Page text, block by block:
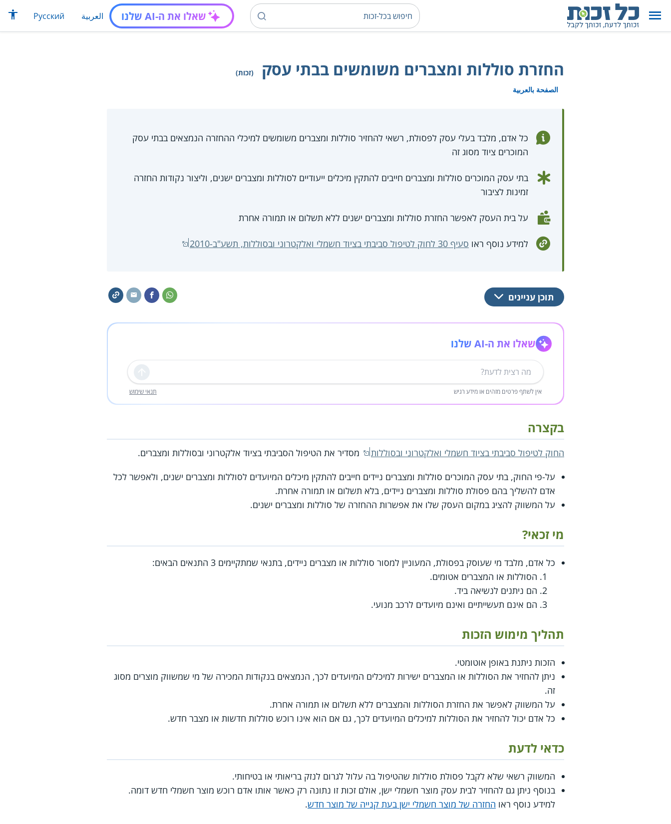
שאלו את ה-AI שלנו العربية Русский
החזרת סוללות ומצברים משומשים בבתי עסק
(זכות)
الصفحة بالعربية
כל אדם, מלבד בעלי עסק לפסולת, רשאי להחזיר סוללות ומצברים משומשים למיכלי ההחזרה הנמצאים בבתי עסק
המוכרים ציוד מסוג זה
בתי עסק המוכרים סוללות ומצברים חייבים להתקין מיכלים ייעודיים לסוללות ומצברים ישנים, וליצור נקודות החזרה
זמינות לציבור
על בית העסק לאפשר החזרת סוללות ומצברים ישנים ללא תשלום או תמורה אחרת
למידע נוסף ראו סעיף 30 לחוק לטיפול סביבתי בציוד חשמלי ואלקטרוני ובסוללות, תשע"ב-2010
תוכן עניינים
שאלו את ה-AI שלנו
שליחה
אין לשתף פרטים מזהים או מידע רגיש תנאי שימוש
בקצרה
החוק לטיפול סביבתי בציוד חשמלי ואלקטרוני ובסוללות
מסדיר את הטיפול הסביבתי בציוד אלקטרוני ובסוללות ומצברים.
על-פי החוק, בתי עסק המוכרים סוללות ומצברים ניידים חייבים להתקין מיכלים המיועדים לסוללות ומצברים ישנים, ולאפשר לכל
אדם להשליך בהם פסולת סוללות ומצברים ניידים, בלא תשלום או תמורה אחרת.
על המשווק להציג במקום העסק שלו את אפשרות ההחזרה של סוללות ומצברים ישנים.
מי זכאי?
כל אדם, מלבד מי שעוסק בפסולת, המעוניין למסור סוללות או מצברים ניידים, בתנאי שמתקיימים 3 התנאים הבאים:
הסוללות או המצברים אטומים.
הם ניתנים לנשיאה ביד.
הם אינם תעשייתיים ואינם מיועדים לרכב מנועי.
תהליך מימוש הזכות
הזכות ניתנת באופן אוטומטי.
ניתן להחזיר את הסוללות או המצברים ישירות למיכלים המיועדים לכך, הנמצאים בנקודות המכירה של מי שמשווק מוצרים מסוג
זה.
על המשווק לאפשר את החזרת הסוללות והמצברים ללא תשלום או תמורה אחרת.
כל אדם יכול להחזיר את הסוללות למיכלים המיועדים לכך, גם אם הוא אינו רוכש סוללות חדשות או מצבר חדש.
כדאי לדעת
המשווק רשאי שלא לקבל פסולת סוללות שהטיפול בה עלול לגרום לנזק בריאותי או בטיחותי.
בנוסף ניתן גם להחזיר לבית עסק מוצר חשמלי ישן, אולם זכות זו נתונה רק כאשר אותו אדם רוכש מוצר חשמלי חדש דומה.
למידע נוסף ראו החזרה של מוצר חשמלי ישן בעת קנייה של מוצר חדש.